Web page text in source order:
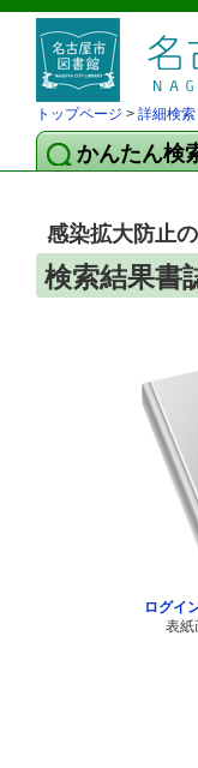
トップページ > 詳細検索
かんたん検
感染拡大防止
検索結果書
ログイ
表紙